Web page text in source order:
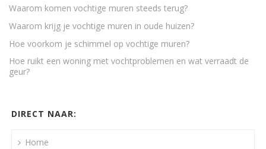
Waarom komen vochtige muren steeds terug?
Waarom krijg je vochtige muren in oude huizen?
Hoe voorkom je schimmel op vochtige muren?
Hoe ruikt een woning met vochtproblemen en wat verraadt de
geur?
DIRECT NAAR:
Home